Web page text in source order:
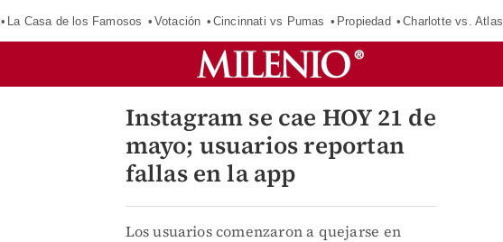
La Casa de los Famosos Votación Cincinnati vs Pumas Propiedad Charlotte vs. Atlas
Instagram se cae HOY 21 de
mayo; usuarios reportan
fallas en la app
Los usuarios comenzaron a quejarse en